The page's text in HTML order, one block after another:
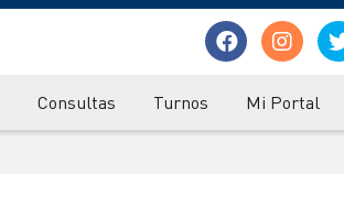
Consultas Turnos Mi Portal